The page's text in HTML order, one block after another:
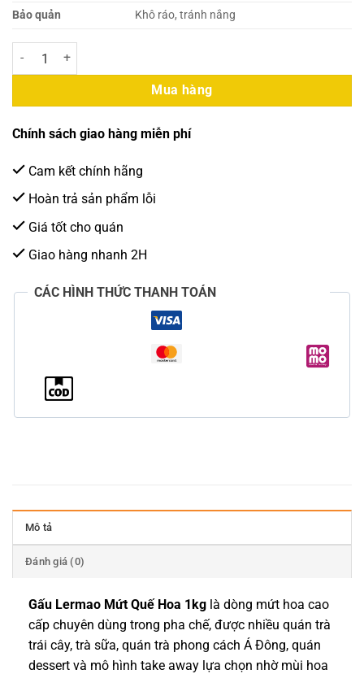
Bảo quản
Khô ráo, tránh nắng
Gấu Lermao Mứt Quế Hoa 1kg số lượng
Mua hàng
Chính sách giao hàng miễn phí
Cam kết chính hãng
Hoàn trả sản phẩm lỗi
Giá tốt cho quán
Giao hàng nhanh 2H
CÁC HÌNH THỨC THANH TOÁN
Mô tả
Đánh giá (0)
Gấu Lermao Mứt Quế Hoa 1kg là dòng mứt hoa cao
cấp chuyên dùng trong pha chế, được nhiều quán trà
trái cây, trà sữa, quán trà phong cách Á Đông, quán
dessert và mô hình take away lựa chọn nhờ mùi hoa